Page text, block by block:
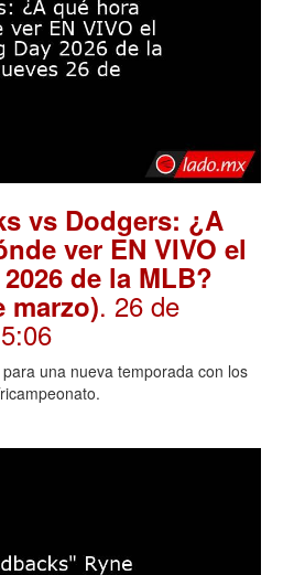
vs Dodgers: ¿A
ver EN VIVO el
de la MLB?
marzo). 26 de
una nueva temporada con los